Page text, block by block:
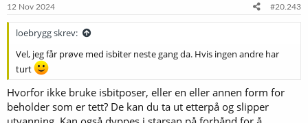
e
12 Nov 2024 #20.243
loebrygg skrev:
Vel, jeg får prøve med isbiter neste gang da. Hvis ingen andre har
turt
Hvorfor ikke bruke isbitposer, eller en eller annen form for
beholder som er tett? De kan du ta ut etterpå og slipper